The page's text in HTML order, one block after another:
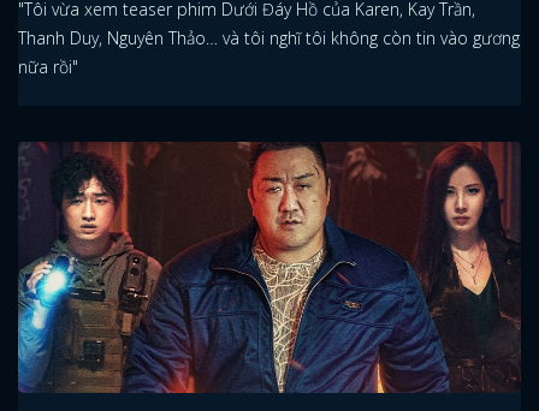
"Tôi vừa xem teaser phim Dưới Đáy Hồ của Karen, Kay Trần,
Thanh Duy, Nguyên Thảo… và tôi nghĩ tôi không còn tin vào gương
nữa rồi"